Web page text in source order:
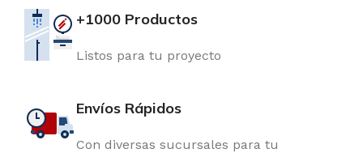
+1000 Productos
Listos para tu proyecto
Envíos Rápidos
Con diversas sucursales para tu